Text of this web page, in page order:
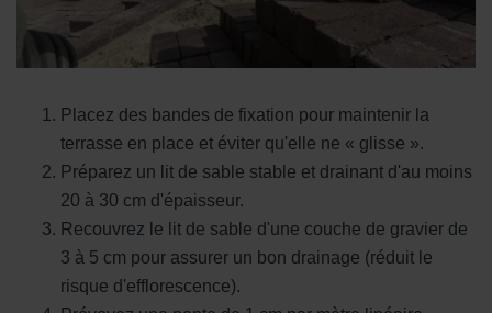
Placez des bandes de fixation pour maintenir la
terrasse en place et éviter qu'elle ne « glisse ».
Préparez un lit de sable stable et drainant d'au moins
20 à 30 cm d'épaisseur.
Recouvrez le lit de sable d'une couche de gravier de
3 à 5 cm pour assurer un bon drainage (réduit le
risque d'efflorescence).